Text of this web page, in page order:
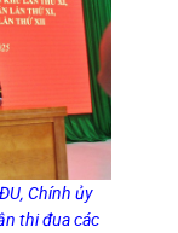
Chính ủy
thi đua các